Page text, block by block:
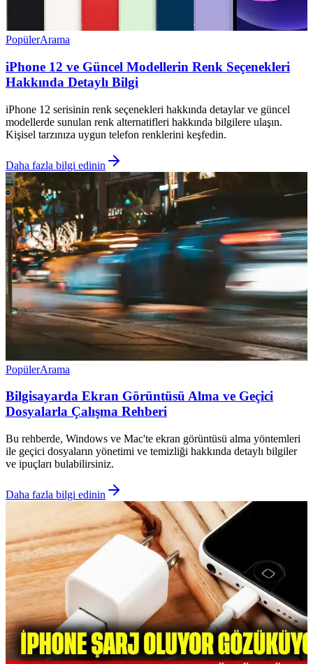
PopülerArama
iPhone 12 ve Güncel Modellerin Renk Seçenekleri
Hakkında Detaylı Bilgi
iPhone 12 serisinin renk seçenekleri hakkında detaylar ve güncel
modellerde sunulan renk alternatifleri hakkında bilgilere ulaşın.
Kişisel tarzınıza uygun telefon renklerini keşfedin.
Daha fazla bilgi edinin
PopülerArama
Bilgisayarda Ekran Görüntüsü Alma ve Geçici
Dosyalarla Çalışma Rehberi
Bu rehberde, Windows ve Mac'te ekran görüntüsü alma yöntemleri
ile geçici dosyaların yönetimi ve temizliği hakkında detaylı bilgiler
ve ipuçları bulabilirsiniz.
Daha fazla bilgi edinin